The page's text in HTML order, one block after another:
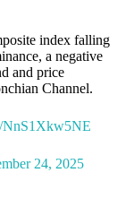
index falling
a negative
and price
Channel.
NnS1Xkw5NE
24, 2025